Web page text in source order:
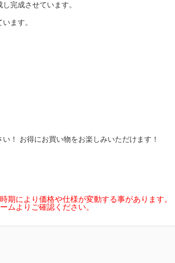
完成させています。
ます。
！ お得にお買い物をお楽しみいただけます！
期により価格や仕様が変動する事があります。
ムよりご確認ください。